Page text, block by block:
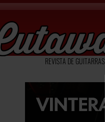
REVISTA DE GUITARRAS